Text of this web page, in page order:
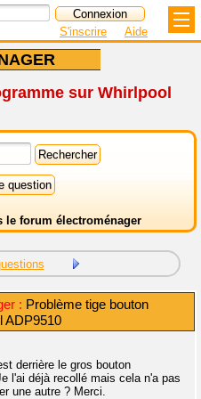
S'inscrire Aide
sur Whirlpool
le forum électroménager
: Problème tige bouton
ADP9510
derrière le gros bouton
l'ai déjà recollé mais cela n'a pas
une autre ? Merci.